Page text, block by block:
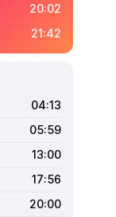
20:02
21:42
04:13
05:59
13:00
17:56
20:00